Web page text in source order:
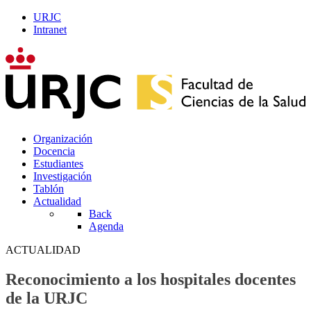
URJC
Intranet
Organización
Docencia
Estudiantes
Investigación
Tablón
Actualidad
Back
Agenda
ACTUALIDAD
Reconocimiento a los hospitales docentes
de la URJC